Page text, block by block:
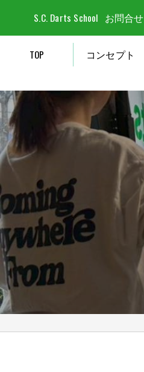
S.C. Darts School お問合せ
TOP コンセプト